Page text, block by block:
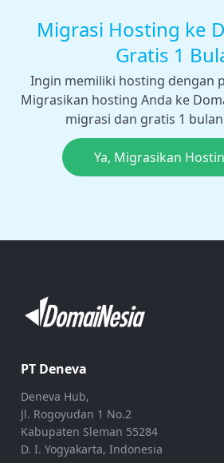
Migrasi Hosting ke
Gratis 1
Ingin memiliki hosting dengan
Migrasikan hosting Anda ke
migrasi dan gratis 1
Ya, Migrasikan
PT Deneva
Deneva Hub,
Jl. Rogoyudan 1 No.2
Kabupaten Sleman 55284
D. I. Yogyakarta, Indonesia